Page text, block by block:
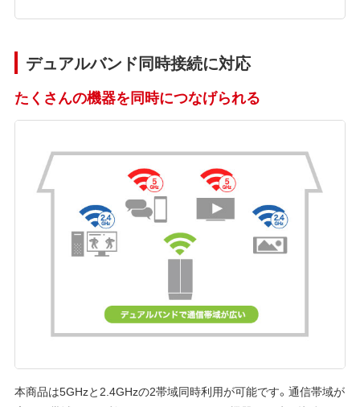
デュアルバンド同時接続に対応
たくさんの機器を同時につなげられる
本商品は5GHzと2.4GHzの2帯域同時利用が可能です。通信帯域が